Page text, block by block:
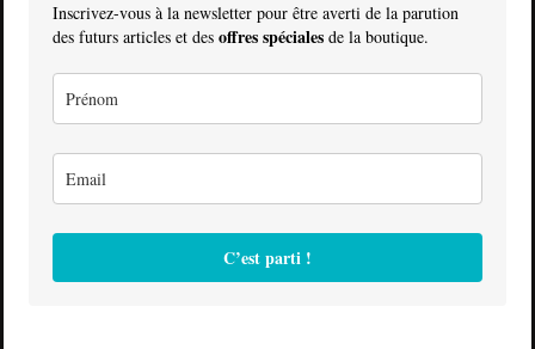
Inscrivez-vous à la newsletter pour être averti de la parution
des futurs articles et des offres spéciales de la boutique.
C’est parti !